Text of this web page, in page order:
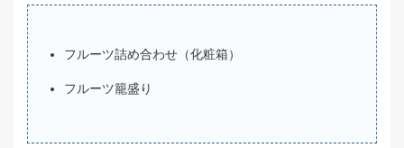
フルーツ詰め合わせ（化粧箱）
フルーツ籠盛り